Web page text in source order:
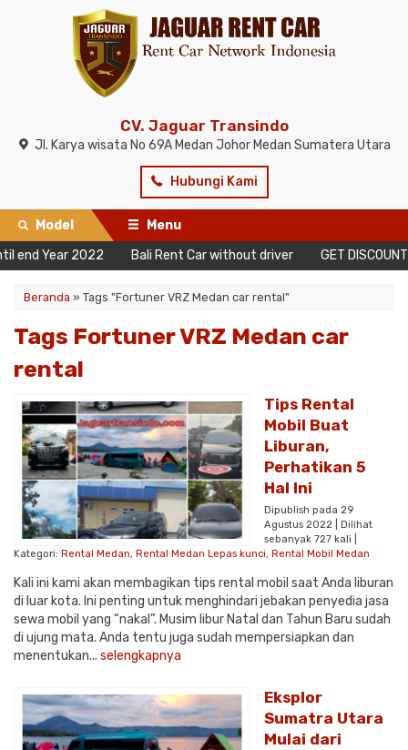
CV. Jaguar Transindo
Jl. Karya wisata No 69A Medan Johor Medan Sumatera Utara
Hubungi Kami
Model
Menu
Year 2022
Bali Rent Car without driver GET DISCOUNT!
Beranda » Tags "Fortuner VRZ Medan car rental"
Tags Fortuner VRZ Medan car
rental
Tips Rental
Mobil Buat
Liburan,
Perhatikan 5
Hal Ini
Dipublish pada 29
Agustus 2022 | Dilihat
sebanyak 727 kali |
Kategori: Rental Medan, Rental Medan Lepas kunci, Rental Mobil Medan
Kali ini kami akan membagikan tips rental mobil saat Anda liburan
di luar kota. Ini penting untuk menghindari jebakan penyedia jasa
sewa mobil yang “nakal”. Musim libur Natal dan Tahun Baru sudah
di ujung mata. Anda tentu juga sudah mempersiapkan dan
menentukan... selengkapnya
Eksplor
Sumatra Utara
Mulai dari